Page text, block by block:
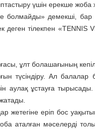
үшін ерекше жоба
болмайды» демекші,
тілекпен «TENNIS
ұлт болашағының
түсіндіру. Ал балалар
аулақ ұстауға тырысады.
жетегіне еріп бос
аталған мәселерді